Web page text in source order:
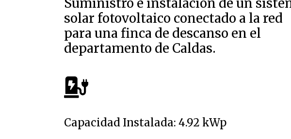
solar fotovoltaico conectado a la red
para una finca de descanso en el
departamento de Caldas.
Capacidad Instalada: 4.92 kWp